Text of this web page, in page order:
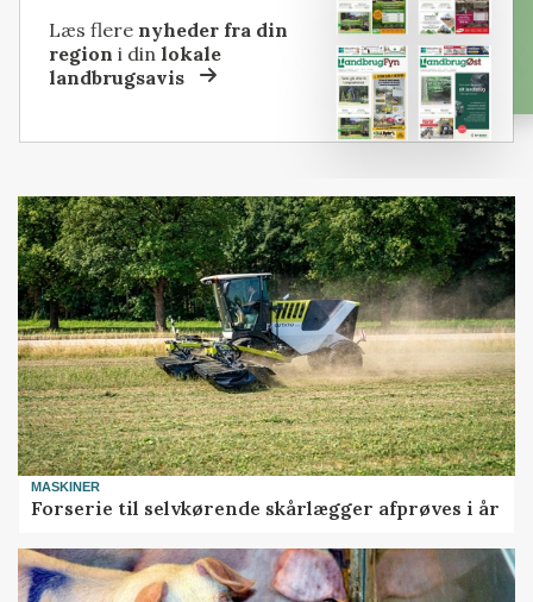
Læs flere nyheder fra din
region i dinlokale
landbrugsavis
MASKINER
Forserie til selvkørende skårlægger afprøves i år